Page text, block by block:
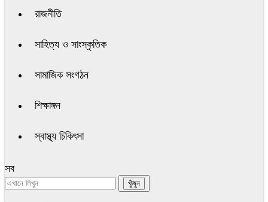
রাজনীতি
সাহিত্য ও সাংস্কৃতিক
সামাজিক সংগঠন
শিক্ষাঙ্গন
স্বাস্থ্য চিকিৎসা
সব